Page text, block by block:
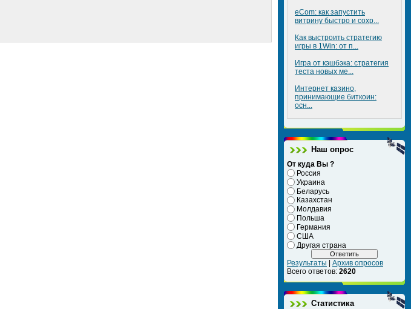
eCom: как запустить
витрину быстро и сохр...
Как выстроить стратегию
игры в 1Win: от п...
Игра от кэшбэка: стратегия
теста новых ме...
Интернет казино,
принимающие биткоин:
осн...
Наш опрос
От куда Вы ?
Россия
Украина
Беларусь
Казахстан
Молдавия
Польша
Германия
США
Другая страна
Результаты
Архив опросов
Всего ответов: 2620
Статистика